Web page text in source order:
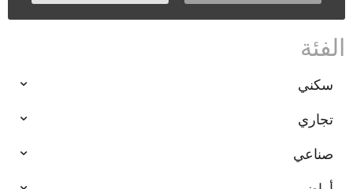
الفئة
سكني
تجاري
صناعي